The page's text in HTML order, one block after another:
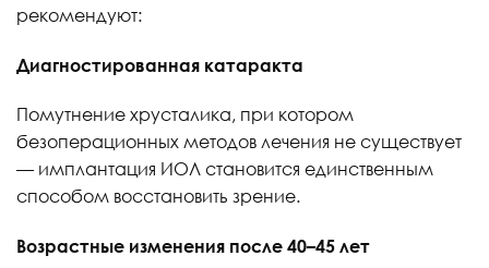
рекомендуют:
Диагностированная катаракта
Помутнение хрусталика, при котором
безоперационных методов лечения не существует
— имплантация ИОЛ становится единственным
способом восстановить зрение.
Возрастные изменения после 40–45 лет